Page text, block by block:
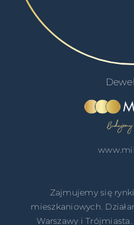
Zajmujemy się
mieszkaniowych.
Warszawy i